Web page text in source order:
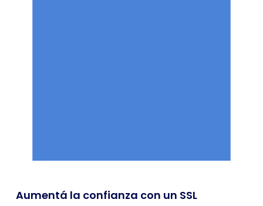
Aumentá la confianza con un SSL